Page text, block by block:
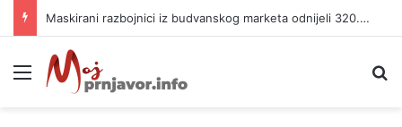
Maskirani razbojnici iz budvanskog marketa odnijeli 320.000 evra
Meni